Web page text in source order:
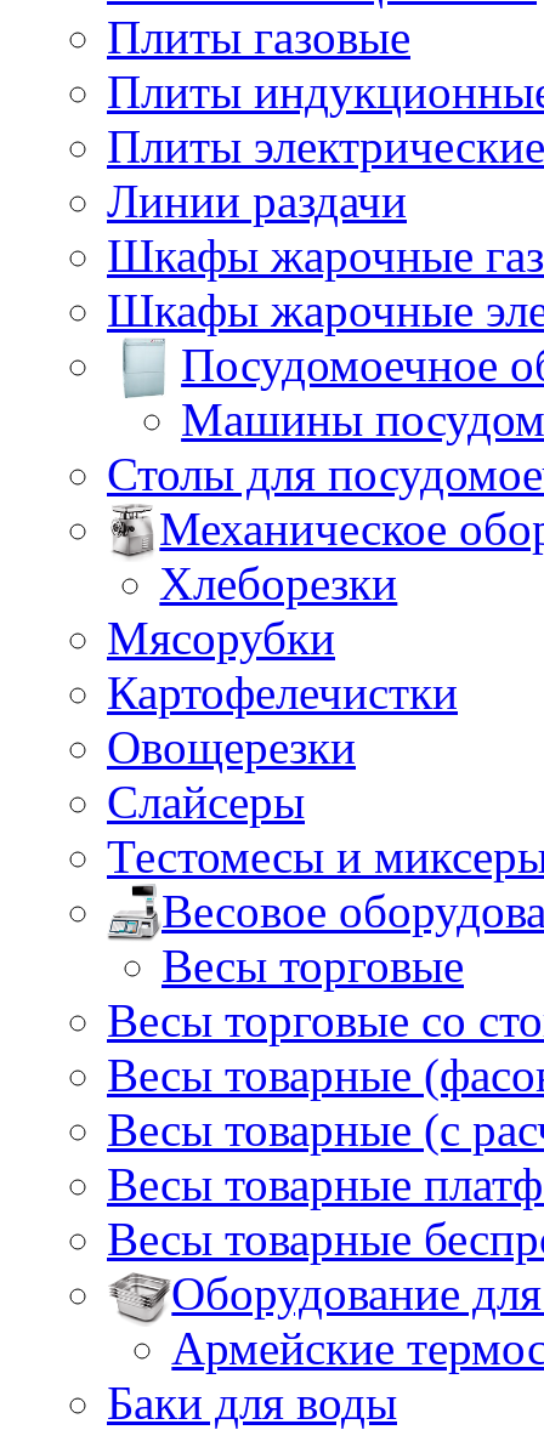
Плиты газовые
Плиты
Плиты электрические
Линии раздачи
Шкафы жарочные
Шкафы жарочные
Посудомоечное
Машины
Столы для
Механическое
Хлеборезки
Мясорубки
Картофелечистки
Овощерезки
Слайсеры
Тестомесы и
Весовое
Весы торговые
Весы торговые со
Весы товарные
Весы товарные (с
Весы товарные
Весы товарные
Оборудование
Армейские
Баки для воды